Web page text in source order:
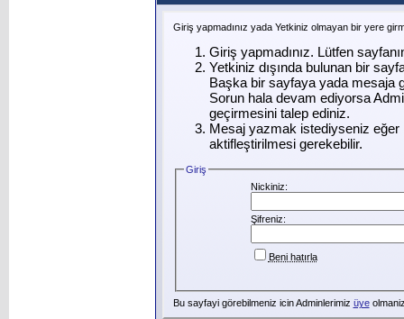
Giriş yapmadınız yada Yetkiniz olmayan bir yere
Giriş yapmadınız. Lütfen
Yetkiniz dışında bulunan bir
Başka bir sayfaya yada mesaja
Sorun hala devam ediyorsa
geçirmesini talep ediniz.
Mesaj yazmak istediyseniz eğer
aktifleştirilmesi gerekebilir.
Giriş
Nickiniz:
Şifreniz:
Beni hatırla
Bu sayfayi görebilmeniz icin Adminlerimiz üye